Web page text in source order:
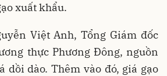
xuất khẩu.
Việt Anh, Tổng Giám đốc
thực Phương Đông, nguồn
dồi dào. Thêm vào đó, giá gạo